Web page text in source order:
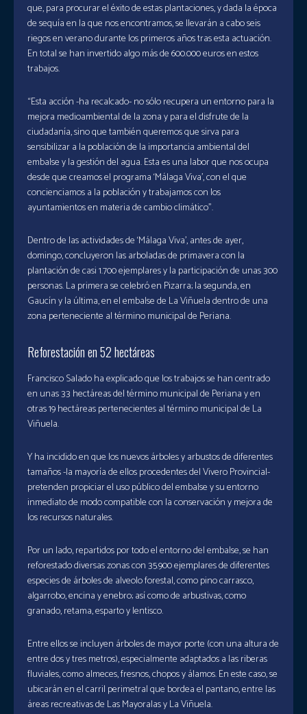
que, para procurar el éxito de estas plantaciones, y dada la época
de sequía en la que nos encontramos, se llevarán a cabo seis
riegos en verano durante los primeros años tras esta actuación.
En total se han invertido algo más de 600.000 euros en estos
trabajos.
“Esta acción -ha recalcado- no sólo recupera un entorno para la
mejora medioambiental de la zona y para el disfrute de la
ciudadanía, sino que también queremos que sirva para
sensibilizar a la población de la importancia ambiental del
embalse y la gestión del agua. Esta es una labor que nos ocupa
desde que creamos el programa ‘Málaga Viva’, con el que
concienciamos a la población y trabajamos con los
ayuntamientos en materia de cambio climático”.
Dentro de las actividades de ‘Málaga Viva’, antes de ayer,
domingo, concluyeron las arboladas de primavera con la
plantación de casi 1.700 ejemplares y la participación de unas 300
personas. La primera se celebró en Pizarra; la segunda, en
Gaucín y la última, en el embalse de La Viñuela dentro de una
zona perteneciente al término municipal de Periana.
Reforestación en 52 hectáreas
Francisco Salado ha explicado que los trabajos se han centrado
en unas 33 hectáreas del término municipal de Periana y en
otras 19 hectáreas pertenecientes al término municipal de La
Viñuela.
Y ha incidido en que los nuevos árboles y arbustos de diferentes
tamaños -la mayoría de ellos procedentes del Vivero Provincial-
pretenden propiciar el uso público del embalse y su entorno
inmediato de modo compatible con la conservación y mejora de
los recursos naturales.
Por un lado, repartidos por todo el entorno del embalse, se han
reforestado diversas zonas con 35.900 ejemplares de diferentes
especies de árboles de alveolo forestal, como pino carrasco,
algarrobo, encina y enebro; así como de arbustivas, como
granado, retama, esparto y lentisco.
Entre ellos se incluyen árboles de mayor porte (con una altura de
entre dos y tres metros), especialmente adaptados a las riberas
fluviales, como almeces, fresnos, chopos y álamos. En este caso, se
ubicarán en el carril perimetral que bordea el pantano, entre las
áreas recreativas de Las Mayoralas y La Viñuela.